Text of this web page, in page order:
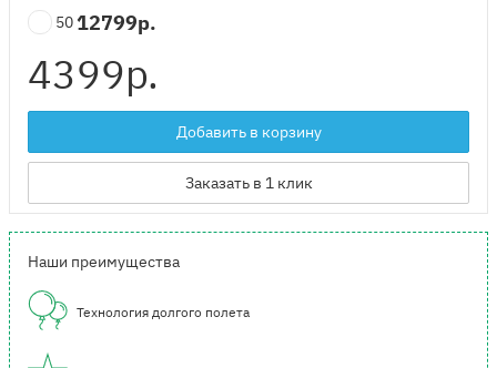
50 12799р.
4399р.
Добавить в корзину
Заказать в 1 клик
Наши преимущества
Технология долгого полета